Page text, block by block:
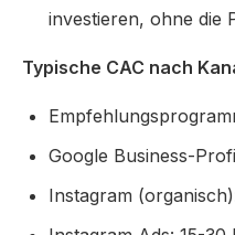
investieren, ohne die
Typische CAC nach
Google Business-
Instagram